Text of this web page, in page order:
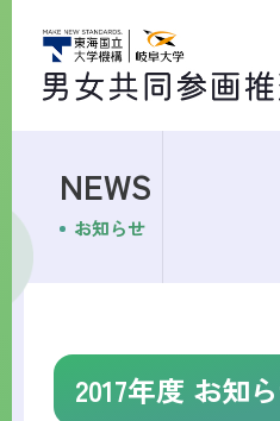
NEWS
お知らせ
2017年度 お知